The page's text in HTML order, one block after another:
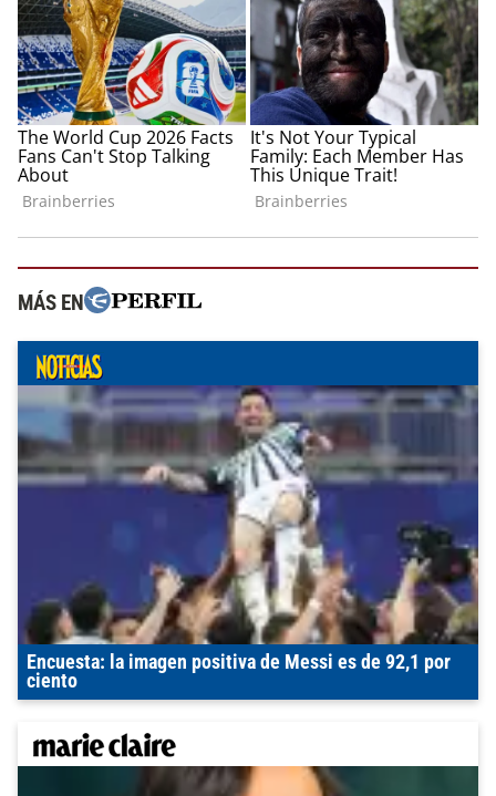
MÁS EN
Encuesta: la imagen positiva de Messi es de 92,1 por
ciento